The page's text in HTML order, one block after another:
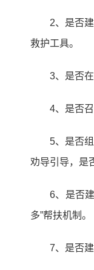
2、是否
救护工具。
3、是否
4、是否
5、是否
劝导引导，是
6、是否
多”帮扶机制。
7、是否